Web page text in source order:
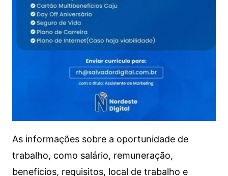
As informações sobre a oportunidade de
trabalho, como salário, remuneração,
benefícios, requisitos, local de trabalho e